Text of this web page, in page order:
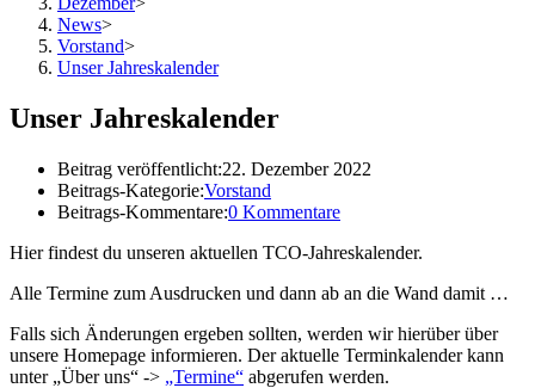
News>
Vorstand>
Unser Jahreskalender
Unser Jahreskalender
Beitrag veröffentlicht:22. Dezember 2022
Beitrags-Kategorie:Vorstand
Beitrags-Kommentare:0 Kommentare
Hier findest du unseren aktuellen TCO-Jahreskalender.
Alle Termine zum Ausdrucken und dann ab an die Wand damit …
Falls sich Änderungen ergeben sollten, werden wir hierüber über
unsere Homepage informieren. Der aktuelle Terminkalender kann
unter „Über uns“ -> „Termine“ abgerufen werden.